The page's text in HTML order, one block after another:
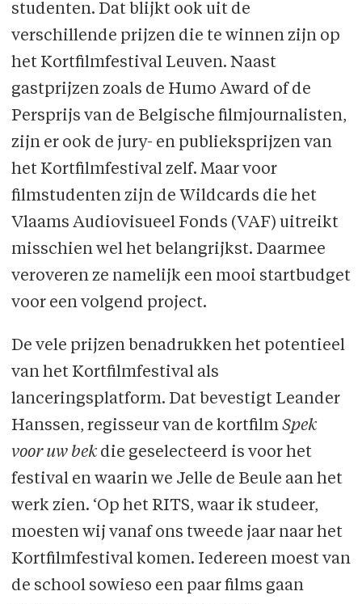
studenten. Dat blijkt ook uit de
verschillende prijzen die te winnen zijn op
het Kortfilmfestival Leuven. Naast
gastprijzen zoals de Humo Award of de
Persprijs van de Belgische filmjournalisten,
zijn er ook de jury- en publieksprijzen van
het Kortfilmfestival zelf. Maar voor
filmstudenten zijn de Wildcards die het
Vlaams Audiovisueel Fonds (VAF) uitreikt
misschien wel het belangrijkst. Daarmee
veroveren ze namelijk een mooi startbudget
voor een volgend project.
De vele prijzen benadrukken het potentieel
van het Kortfilmfestival als
lanceringsplatform. Dat bevestigt Leander
Hanssen, regisseur van de kortfilm Spek
voor uw bekdie geselecteerd is voor het
festival en waarin we Jelle de Beule aan het
werk zien. ‘Op het RITS, waar ik studeer,
moesten wij vanaf ons tweede jaar naar het
Kortfilmfestival komen. Iedereen moest van
de school sowieso een paar films gaan